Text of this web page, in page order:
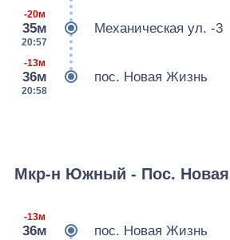
-20м
35м
20:57
Механическая ул. -3
-13м
36м
20:58
пос. Новая Жизнь
Мкр-н Южный - Пос.
-13м
36м пос. Новая Жизнь